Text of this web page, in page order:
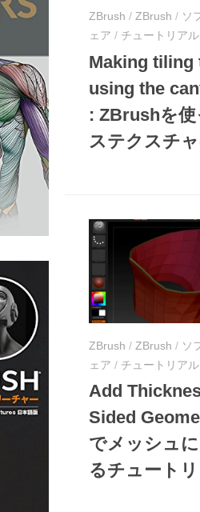
ZBrush / ZBrush / ソ
ェア / チュートリアル
Making tiling
using the
: ZBrushを
ステクスチ
ZBrush / ZBrush / ソ
ェア / チュートリアル
Add
Sided
でメッシュ
るチュートリ